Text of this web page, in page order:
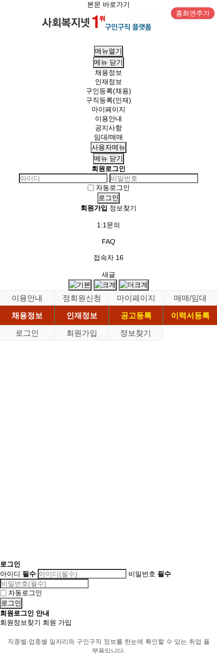
본문 바로가기
홈화면추가
메뉴열기
메뉴 닫기
채용정보
인재정보
구인등록(채용)
구직등록(인재)
마이페이지
이용안내
공지사항
임대/매매
사용자메뉴
메뉴 닫기
회원로그인
자동로그인
회원가입 정보찾기
1:1문의
FAQ
접속자 16
새글
이용안내 정회원신청 마이페이지
매매/임대
채용정보
인재정보 공고등록
이력서등록
로그인
회원가입 정보찾기
로그인
아이디 필수 비밀번호 필수
자동로그인
회원로그인 안내
회원정보찾기 회원 가입
직종별·업종별 일자리와 구인구직 정보를 한눈에 확인할 수 있는 취업 플
랫폼입니다.